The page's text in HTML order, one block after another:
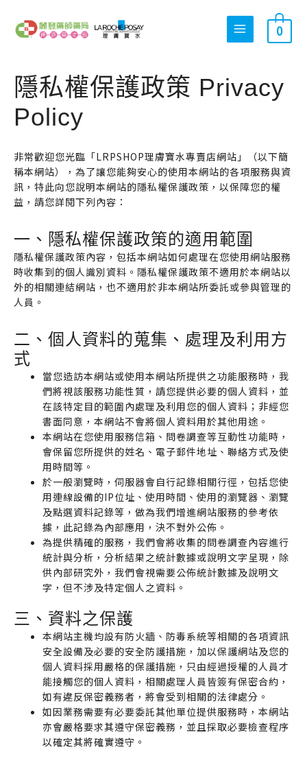
0
隱私權保護政策 Privacy
Policy
非常歡迎您光臨「LRPSHOP理膚寶水專賣店網站」（以下簡
稱本網站），為了讓您能夠安心的使用本網站的各項服務與資
訊，特此向您說明本網站的隱私權保護政策，以保障您的權
益，請您詳閱下列內容：
一、隱私權保護政策的適用範圍
隱私權保護政策內容，包括本網站如何處理在您使用網站服務
時收集到的個人識別資料。隱私權保護政策不適用於本網站以
外的相關連結網站，也不適用於非本網站所委託或參與管理的
人員。
二、個人資料的蒐集、處理及利用方
式
當您造訪本網站或使用本網站所提供之功能服務時，我
們將視該服務功能性質，請您提供必要的個人資料，並
在該特定目的範圍內處理及利用您的個人資料；非經您
書面同意，本網站不會將個人資料用於其他用途。
本網站在您使用服務信箱、問卷調查等互動性功能時，
會保留您所提供的姓名、電子郵件地址、聯絡方式及使
用時間等。
於一般瀏覽時，伺服器會自行記錄相關行徑，包括您使
用連線設備的IP位址、使用時間、使用的瀏覽器、瀏覽
及點選資料記錄等，做為我們增進網站服務的參考依
據，此記錄為內部應用，決不對外公佈。
為提供精確的服務，我們會將收集的問卷調查內容進行
統計與分析，分析結果之統計數據或說明文字呈現，除
供內部研究外，我們會視需要公佈統計數據及說明文
字，但不涉及特定個人之資料。
三、資料之保護
本網站主機均設有防火牆、防毒系統等相關的各項資訊
安全設備及必要的安全防護措施，加以保護網站及您的
個人資料採用嚴格的保護措施，只由經過授權的人員才
能接觸您的個人資料，相關處理人員皆簽有保密合約，
如有違反保密義務者，將會受到相關的法律處分。
如因業務需要有必要委託其他單位提供服務時，本網站
亦會嚴格要求其遵守保密義務，並且採取必要檢查程序
以確定其將確實遵守。
尋
字